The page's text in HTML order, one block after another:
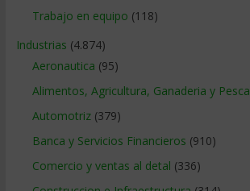
Trabajo en equipo (118)
Industrias (4.874)
Aeronautica (95)
Alimentos, Agricultura, Ganaderia y Pesca
Automotriz(379)
Banca y Servicios Financieros (910)
Comercio y ventas al detal (336)